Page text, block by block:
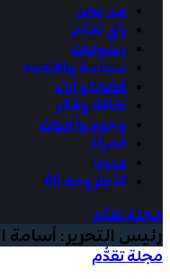
من نحن
رأي تقدُّم
رسومات
سياسة واقتصاد
قضايا و آراء
ثقافة وفكر
وجوه وأحداث
المرأة
ميديا
الأطروحة (١١)
مجلة تقدُّم
رئيس التحرير: أسامة
مجلة تقدُّم